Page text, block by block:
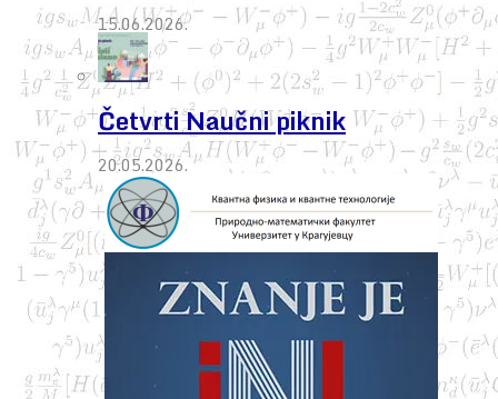
15.06.2026.
Četvrti Naučni piknik
20.05.2026.